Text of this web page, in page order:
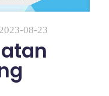
2023-08-23